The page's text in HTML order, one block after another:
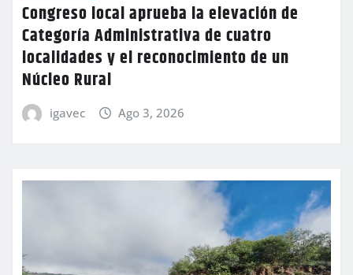
Congreso local aprueba la elevación de
Categoría Administrativa de cuatro
localidades y el reconocimiento de un
Núcleo Rural
igavec Ago 3, 2026